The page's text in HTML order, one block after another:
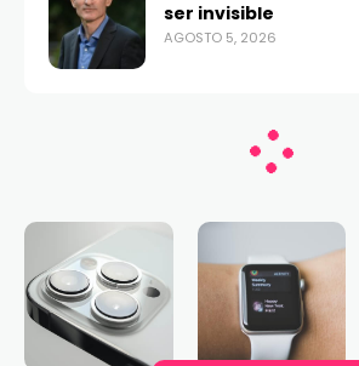
ser invisible
AGOSTO 5, 2026